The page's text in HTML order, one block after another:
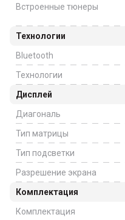
Встроенные тюнеры
Технологии
Bluetooth
Технологии
Дисплей
Диагональ
Тип матрицы
Тип подсветки
Разрешение экрана
Комплектация
Комплектация